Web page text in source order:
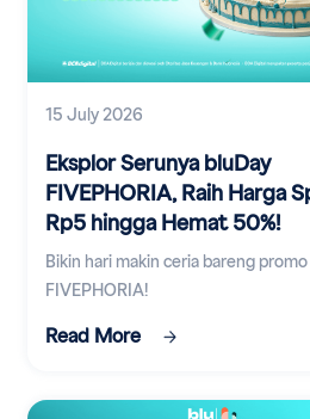
15 July 2026
Eksplor Serunya bluDay
FIVEPHORIA, Raih Harga
Rp5 hingga Hemat 50%!
Bikin hari makin ceria bareng
FIVEPHORIA!
Read More